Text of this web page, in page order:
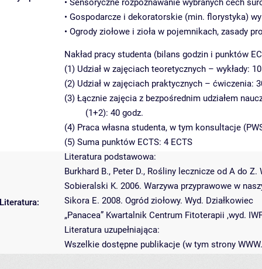
• Sensoryczne rozpoznawanie wybranych cech
• Gospodarcze i dekoratorskie (min. florystyka)
• Ogrody ziołowe i zioła w pojemnikach, zasady
Nakład pracy studenta (bilans godzin i punktów
(1) Udział w zajęciach teoretycznych – wykłady:
(2) Udział w zajęciach praktycznych – ćwiczenia:
(3) Łącznie zajęcia z bezpośrednim udziałem
(1+2): 40 godz.
(4) Praca własna studenta, w tym konsultacje
(5) Suma punktów ECTS: 4 ECTS
Literatura:
Literatura podstawowa:
Burkhard B., Peter D., Rośliny lecznicze od A do Z.
Sobieralski K. 2006. Warzywa przyprawowe w
Sikora E. 2008. Ogród ziołowy. Wyd. Działkowiec
„Panacea” Kwartalnik Centrum Fitoterapii ,wyd.
Literatura uzupełniająca:
Wszelkie dostępne publikacje (w tym strony